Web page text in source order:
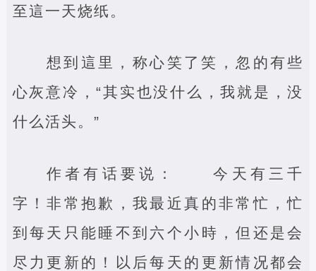
至這一天烧纸。
想到這里，称心笑了笑，忽的有些
心灰意冷，“其实也没什么，我就是，没
什么活头。”
作者有话要说： 今天有三千
字！非常抱歉，我最近真的非常忙，忙
到每天只能睡不到六个小時，但还是会
尽力更新的！以后每天的更新情况都会